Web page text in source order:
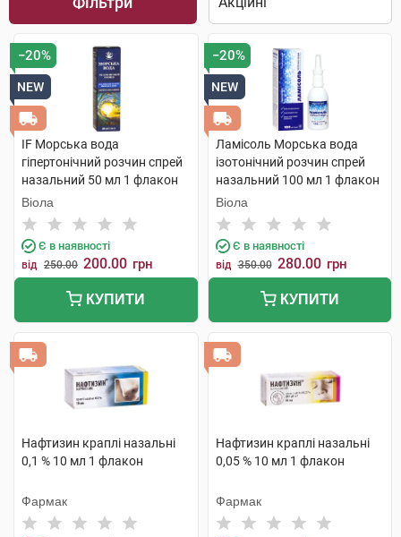
−20%
NEW
IF Морська вода
гіпертонічний розчин спрей
назальний 50 мл 1 флакон
Віола
Є в наявності
від 250.00 200.00 грн
КУПИТИ
−20%
NEW
Ламісоль Морська вода
ізотонічний розчин спрей
назальний 100 мл 1 флакон
Віола
Є в наявності
від 350.00 280.00 грн
КУПИТИ
Нафтизин краплі назальні
0,1 % 10 мл 1 флакон
Фармак
Нафтизин краплі назальні
0,05 % 10 мл 1 флакон
Фармак